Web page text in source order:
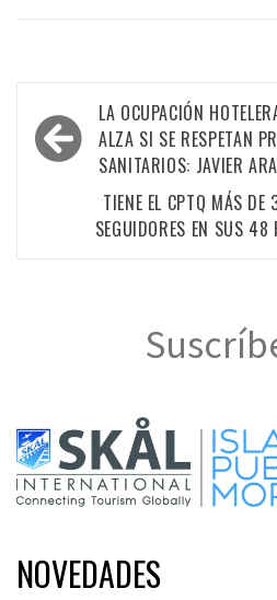
Navegación
de
entradas
LA OCUPACIÓN
ALZA SI SE RESPETAN
SANITARIOS: JAVIER
TIENE EL CPTQ MÁS DE
SEGUIDORES EN SUS 48
NOVEDADES